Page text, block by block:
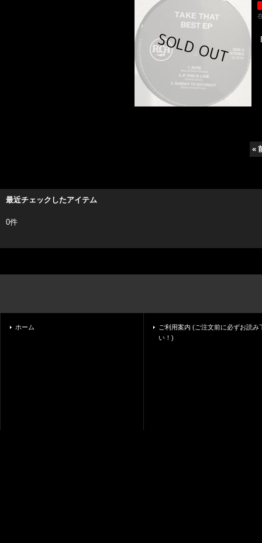
«
最近チェックしたアイテム
0件
ホーム
ご利用案内 (ご注文前に必ずお読み
い！)